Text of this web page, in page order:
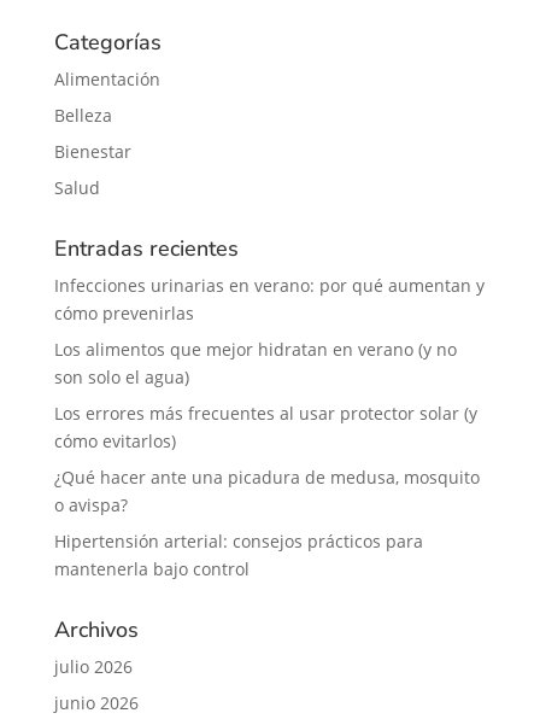
Categorías
Alimentación
Belleza
Bienestar
Salud
Entradas recientes
Infecciones urinarias en verano: por qué aumentan y
cómo prevenirlas
Los alimentos que mejor hidratan en verano (y no
son solo el agua)
Los errores más frecuentes al usar protector solar (y
cómo evitarlos)
¿Qué hacer ante una picadura de medusa, mosquito
o avispa?
Hipertensión arterial: consejos prácticos para
mantenerla bajo control
Archivos
julio 2026
junio 2026